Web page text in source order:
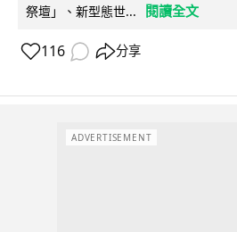
祭壇」、新型態世...
閱讀全文
116 分享
ADVERTISEMENT